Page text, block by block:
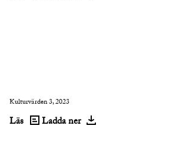
Kulturvärden 3, 2023
Läs Ladda ner